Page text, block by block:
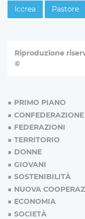
Iccrea Pastore
Riproduzione
©
PRIMO PIANO
CONFEDERAZIONE
FEDERAZIONI
TERRITORIO
DONNE
GIOVANI
SOSTENIBILITÀ
NUOVA
ECONOMIA
SOCIETÀ